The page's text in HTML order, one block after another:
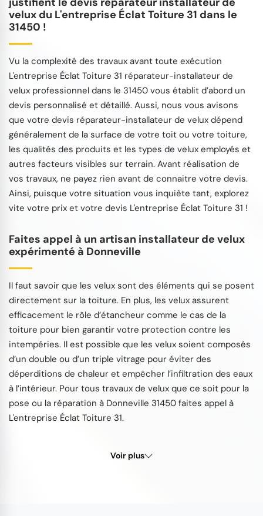
velux du L'entreprise Éclat Toiture 31 dans le
31450 !
Vu la complexité des travaux avant toute exécution
L'entreprise Éclat Toiture 31 réparateur-installateur de
velux professionnel dans le 31450 vous établit d’abord un
devis personnalisé et détaillé. Aussi, nous vous avisons
que votre devis réparateur-installateur de velux dépend
généralement de la surface de votre toit ou votre toiture,
les qualités des produits et les types de velux employés et
autres facteurs visibles sur terrain. Avant réalisation de
vos travaux, ne payez rien avant de connaitre votre devis.
Ainsi, puisque votre situation vous inquiète tant, explorez
vite votre prix et votre devis L'entreprise Éclat Toiture 31 !
Faites appel à un artisan installateur de velux
expérimenté à Donneville
Il faut savoir que les velux sont des éléments qui se posent
directement sur la toiture. En plus, les velux assurent
efficacement le rôle d’étancheur comme le cas de la
toiture pour bien garantir votre protection contre les
intempéries. Il est possible que les velux soient composés
d’un double ou d’un triple vitrage pour éviter des
déperditions de chaleur et empêcher l’infiltration des eaux
à l’intérieur. Pour tous travaux de velux que ce soit pour la
pose ou la réparation à Donneville 31450 faites appel à
L'entreprise Éclat Toiture 31.
Voir plus